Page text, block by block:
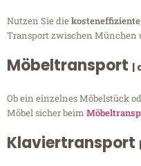
Nutzen Sie die
Transport zwischen München
Möbeltransport |
Ob ein einzelnes Möbelstück
Möbel sicher beim
Klaviertransport